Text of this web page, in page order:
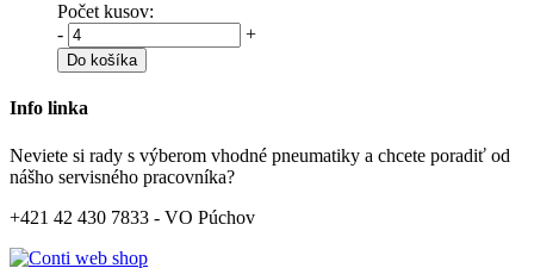
Počet kusov:
-
+
Do košíka
Info linka
Neviete si rady s výberom vhodné pneumatiky a chcete poradiť od
nášho servisného pracovníka?
+421 42 430 7833 - VO Púchov